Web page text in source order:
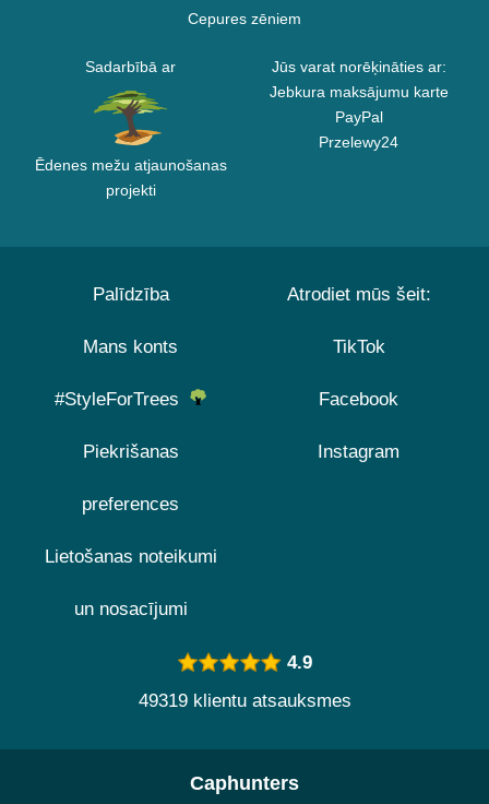
Cepures zēniem
Sadarbībā ar
Ēdenes mežu atjaunošanas
projekti
Jūs varat norēķināties ar:
Jebkura maksājumu karte
PayPal
Przelewy24
Palīdzība
Mans konts
#StyleForTrees
Piekrišanas
preferences
Lietošanas noteikumi
un nosacījumi
Atrodiet mūs šeit:
TikTok
Facebook
Instagram
4.9
49319 klientu atsauksmes
Caphunters